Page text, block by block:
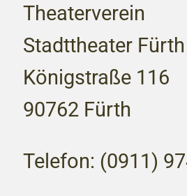
Theaterverein
Stadttheater Fürth
Königstraße 116
90762 Fürth
Telefon: (0911)